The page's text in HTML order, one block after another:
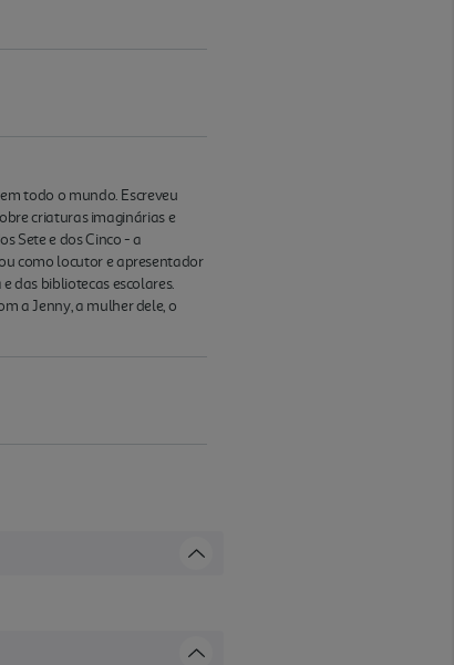
todo o mundo. Escreveu
criaturas imaginárias e
Sete e dos Cinco - a
como locutor e apresentador
das bibliotecas escolares.
a Jenny, a mulher dele, o